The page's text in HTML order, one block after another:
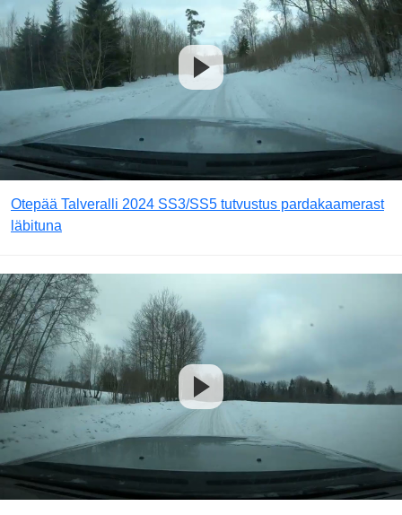
Otepää Talveralli 2024 SS3/SS5 tutvustus pardakaamerast
läbituna